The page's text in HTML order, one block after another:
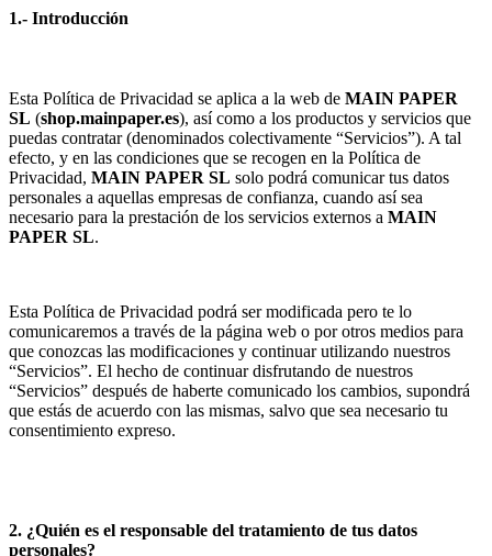
1.- Introducción
Esta Política de Privacidad se aplica a la web de MAIN PAPER
SL (shop.mainpaper.es), así como a los productos y servicios que
puedas contratar (denominados colectivamente “Servicios”). A tal
efecto, y en las condiciones que se recogen en la Política de
Privacidad, MAIN PAPER SL solo podrá comunicar tus datos
personales a aquellas empresas de confianza, cuando así sea
necesario para la prestación de los servicios externos a MAIN
PAPER SL.
Esta Política de Privacidad podrá ser modificada pero te lo
comunicaremos a través de la página web o por otros medios para
que conozcas las modificaciones y continuar utilizando nuestros
“Servicios”. El hecho de continuar disfrutando de nuestros
“Servicios” después de haberte comunicado los cambios, supondrá
que estás de acuerdo con las mismas, salvo que sea necesario tu
consentimiento expreso.
2. ¿Quién es el responsable del tratamiento de tus datos
personales?